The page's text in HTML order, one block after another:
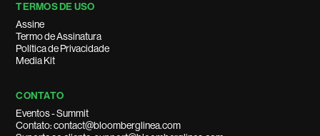
TERMOS DE USO
Assine
Termo de Assinatura
Política de Privacidade
Media Kit
CONTATO
Eventos - Summit
Contato: contact@bloomberglinea.com